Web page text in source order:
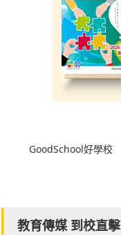
GoodSchool好學校
教育傳媒 到校直擊